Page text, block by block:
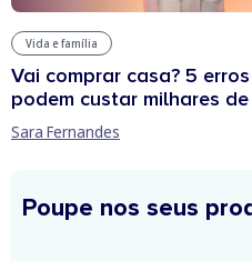
Vida e família
Vai comprar casa? 5
podem custar milhares
Sara Fernandes
Poupe nos seus